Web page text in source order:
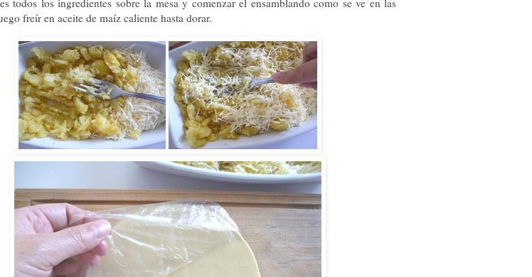
todos los ingredientes sobre la mesa y comenzar el ensamblando como se ve en las
freír en aceite de maíz caliente hasta dorar.